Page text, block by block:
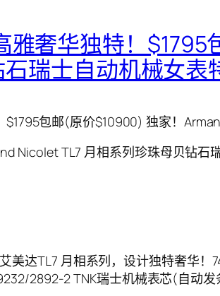
雅奢华独特！
瑞士自动机械女表
包邮(原价$10900) 独家！
Nicolet TL7 月相系列珍珠母贝钻
美达TL7 月相系列，设计独特奢华！
2892-2 TNK瑞士机械表芯(自动